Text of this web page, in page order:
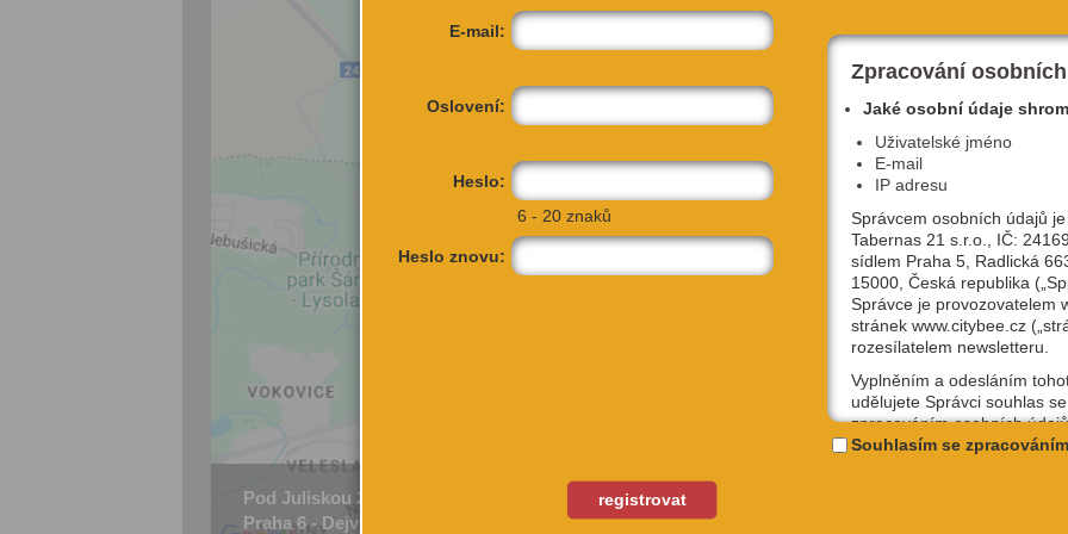
Pod Juliskou 2846/14
Praha 6 - Dejvice, 160 00
E-mail:
Oslovení:
Heslo:
6 - 20 znaků
Heslo znovu:
registrovat
Zpracování
Jaké osobní údaje
Uživatelské jméno
E-mail
IP adresu
Správcem osobních údajů
Tabernas 21 s.r.o., IČ:
sídlem Praha 5, Radlická
15000, Česká republika
Správce je provozovatelem
stránek www.citybee.cz
rozesílatelem newsletteru.
Vyplněním a odesláním
udělujete Správci souhlas se
zpracováním osobních
uživatelské jméno, email, IP
Souhlasím se